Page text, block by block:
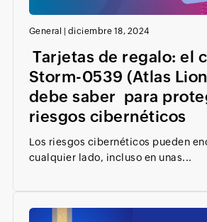
General diciembre 18, 2024
Tarjetas de regalo: el
Storm-0539 (Atlas
debe saber para
riesgos cibernéticos
Los riesgos cibernéticos pueden
cualquier lado, incluso en unas...